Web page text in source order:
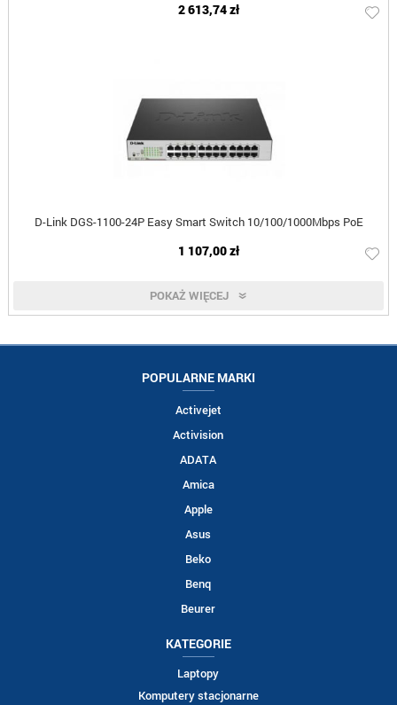
2 613,74 zł
D-Link DGS-1100-24P Easy Smart Switch 10/100/1000Mbps PoE
1 107,00 zł
POKAŻ WIĘCEJ
POPULARNE MARKI
Activejet
Activision
ADATA
Amica
Apple
Asus
Beko
Benq
Beurer
KATEGORIE
Laptopy
Komputery stacjonarne